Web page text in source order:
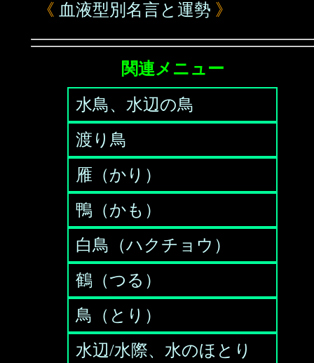
《 血液型別名言と運勢 》
関連メニュー
水鳥、水辺の鳥
渡り鳥
雁（かり）
鴨（かも）
白鳥（ハクチョウ）
鶴（つる）
鳥（とり）
水辺/水際、水のほとり